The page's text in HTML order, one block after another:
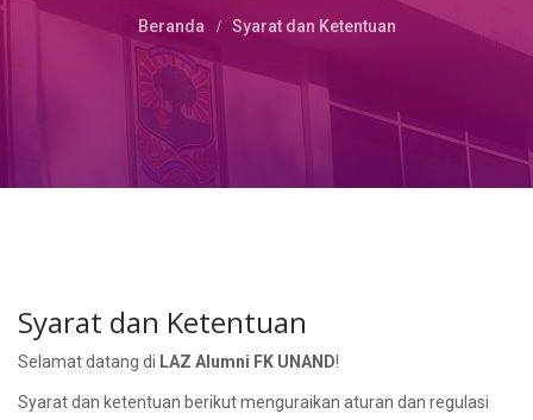
Beranda Syarat dan Ketentuan
Syarat dan Ketentuan
Selamat datang di LAZ Alumni FK UNAND!
Syarat dan ketentuan berikut menguraikan aturan dan regulasi